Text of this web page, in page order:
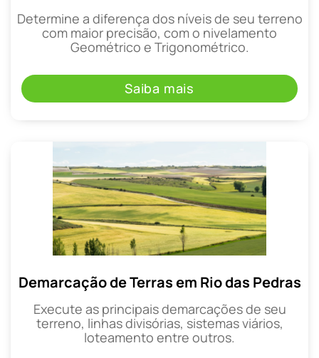
Determine a diferença dos níveis de seu terreno
com maior precisão, com o nivelamento
Geométrico e Trigonométrico.
Saiba mais
Demarcação de Terras em Rio das Pedras
Execute as principais demarcações de seu
terreno, linhas divisórias, sistemas viários,
loteamento entre outros.